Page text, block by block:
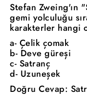
Stefan Zweing'ın
gemi yolculuğu
karakterler hangi
a- Çelik çomak
b- Deve güreşi
c- Satranç
d- Uzuneşek
Doğru Cevap: